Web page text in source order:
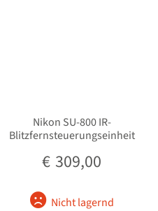
Nikon SU-800 IR-
Blitzfernsteuerungseinheit
€ 309,00
Nicht lagernd